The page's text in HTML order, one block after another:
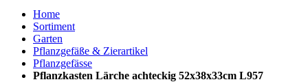
Home
Sortiment
Garten
Pflanzgefäße & Zierartikel
Pflanzgefässe
Pflanzkasten Lärche achteckig 52x38x33cm L957